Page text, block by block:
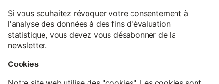
Si vous souhaitez révoquer votre consentement à
l'analyse des données à des fins d'évaluation
statistique, vous devez vous désabonner de la
newsletter.
Cookies